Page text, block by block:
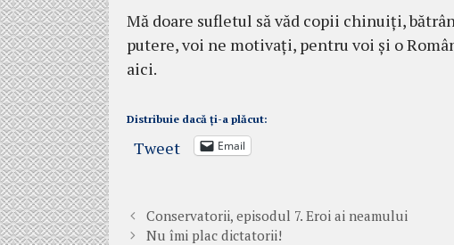
Mă doare sufletul să văd copii chinuiți,
putere, voi ne motivați, pentru voi și o
aici.
Distribuie dacă ți-a plăcut:
Tweet Email
Conservatorii, episodul 7. Eroi ai neamului
Nu îmi plac dictatorii!